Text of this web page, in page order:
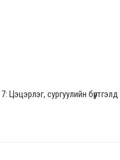
Цэцэрлэг, сургуулийн